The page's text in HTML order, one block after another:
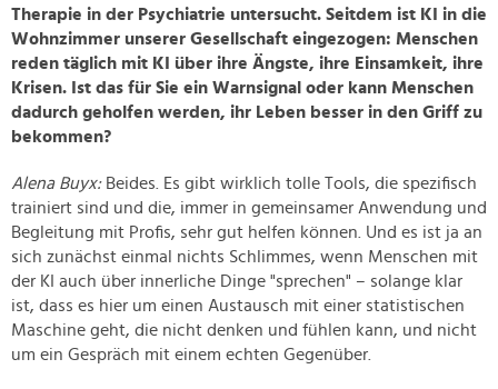
Therapie in der Psychiatrie untersucht. Seitdem ist KI in die
Wohnzimmer unserer Gesellschaft eingezogen: Menschen
reden täglich mit KI über ihre Ängste, ihre Einsamkeit, ihre
Krisen. Ist das für Sie ein Warnsignal oder kann Menschen
dadurch geholfen werden, ihr Leben besser in den Griff zu
bekommen?
Alena Buyx:Beides. Es gibt wirklich tolle Tools, die spezifisch
trainiert sind und die, immer in gemeinsamer Anwendung und
Begleitung mit Profis, sehr gut helfen können. Und es ist ja an
sich zunächst einmal nichts Schlimmes, wenn Menschen mit
der KI auch über innerliche Dinge "sprechen" – solange klar
ist, dass es hier um einen Austausch mit einer statistischen
Maschine geht, die nicht denken und fühlen kann, und nicht
um ein Gespräch mit einem echten Gegenüber.